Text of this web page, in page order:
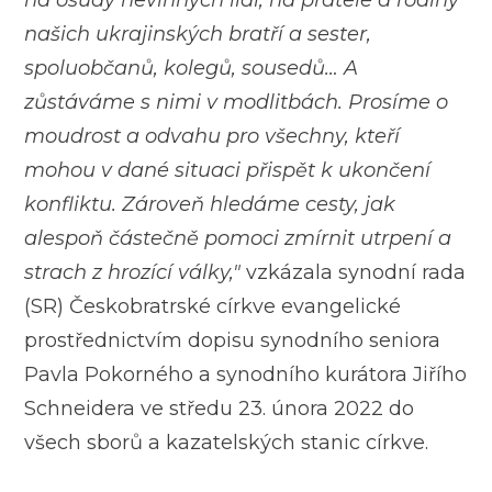
našich ukrajinských bratří a sester,
spoluobčanů, kolegů, sousedů… A
zůstáváme s nimi v modlitbách. Prosíme o
moudrost a odvahu pro všechny, kteří
mohou v dané situaci přispět k ukončení
konfliktu. Zároveň hledáme cesty, jak
alespoň částečně pomoci zmírnit utrpení a
strach z hrozící války," vzkázala synodní rada
(SR) Českobratrské církve evangelické
prostřednictvím dopisu synodního seniora
Pavla Pokorného a synodního kurátora Jiřího
Schneidera ve středu 23. února 2022 do
všech sborů a kazatelských stanic církve.